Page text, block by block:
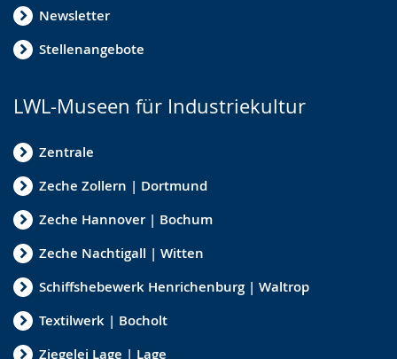
Newsletter
Stellenangebote
LWL-Museen für Industriekultur
Zentrale
Zeche Zollern | Dortmund
Zeche Hannover | Bochum
Zeche Nachtigall | Witten
Schiffshebewerk Henrichenburg | Waltrop
Textilwerk | Bocholt
Ziegelei Lage | Lage